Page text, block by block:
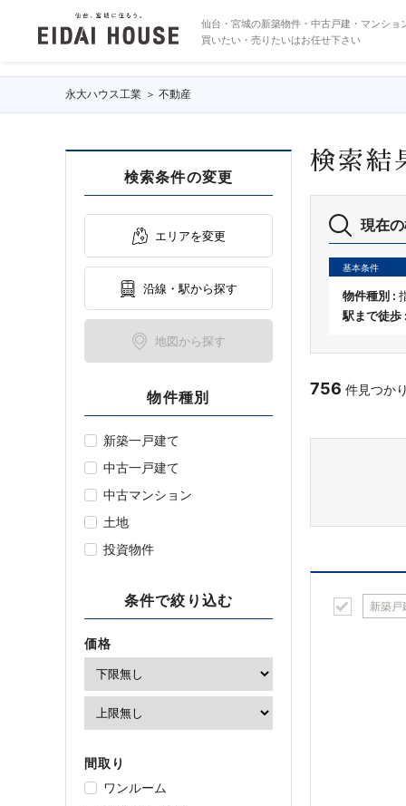
仙台・宮城の新築物件・中古戸建・マンショ
買いたい・売りたいはお任せ下さい
永大ハウス工業 不動産
検索条件の変更
エリアを変更
沿線・駅から探す
地図から探す
物件種別
新築一戸建て
中古一戸建て
中古マンション
土地
投資物件
条件で絞り込む
価格
間取り
ワンルーム
検索結
現在
基本条件
物件種別 :
駅まで徒歩
756 件見つか
新築戸